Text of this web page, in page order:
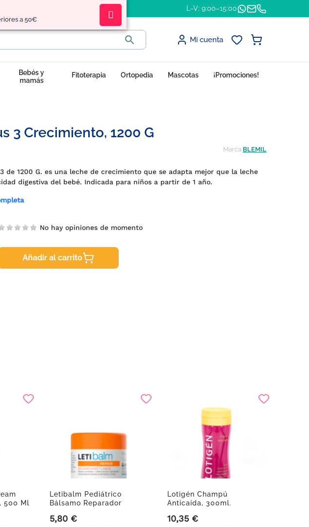
a 50€
L–V: 9:00–15:00
 Mi cuenta
Bebés y
mamás
Fitoterapia Ortopedia Mascotas ¡Promociones!
3 Crecimiento, 1200 G
Marca BLEMIL
de 1200 G. es una leche de crecimiento que se adapta mejor que la leche
digestiva del bebé. Indicada para niños a partir de 1 año.
No hay opiniones de momento
Añadir al carrito
500 Ml
Letibalm Pediátrico
Bálsamo Reparador
Precio
5,80 €
Lotigén Champú
Anticaída, 300ml.
Precio
10,35 €